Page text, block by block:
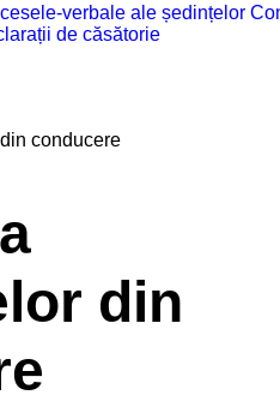
verbale ale ședințelor
de căsătorie
conducere
din